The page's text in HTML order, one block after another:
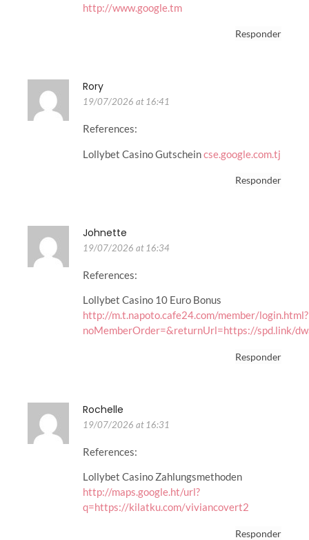
http://www.google.tm
Responder
Rory
19/07/2026 at 16:41
References:
Lollybet Casino Gutscheincse.google.com.tj
Responder
Johnette
19/07/2026 at 16:34
References:
Lollybet Casino 10 Euro Bonus
http://m.t.napoto.cafe24.com/member/login.html?
noMemberOrder=&returnUrl=https://spd.link/
Responder
Rochelle
19/07/2026 at 16:31
References:
Lollybet Casino Zahlungsmethoden
http://maps.google.ht/url?
q=https://kilatku.com/viviancovert2
Responder